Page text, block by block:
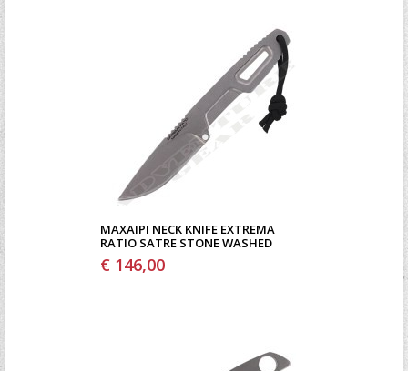
ΜΑΧΑΊΡΙ NECK KNIFE EXTREMA
RATIO SATRE STONE WASHED
€ 146,00